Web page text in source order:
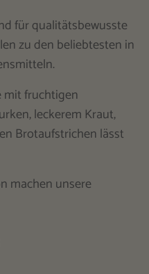
für qualitätsbewusste
zu den beliebtesten in
mit fruchtigen
leckerem Kraut,
Brotaufstrichen lässt
machen unsere